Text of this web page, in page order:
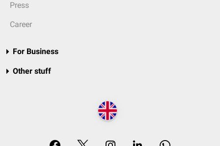
Press
Career
For Business
Other stuff